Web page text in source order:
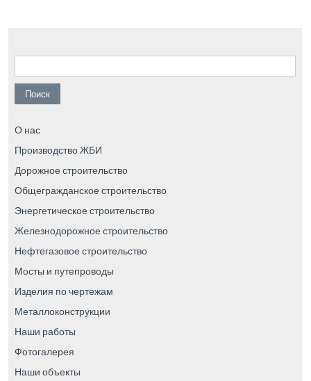
Найти:
О нас
Производство ЖБИ
Дорожное строительство
Общегражданское строительство
Энергетическое строительство
Железнодорожное строительство
Нефтегазовое строительство
Мосты и путепроводы
Изделия по чертежам
Металлоконструкции
Наши работы
Фотогалерея
Наши объекты